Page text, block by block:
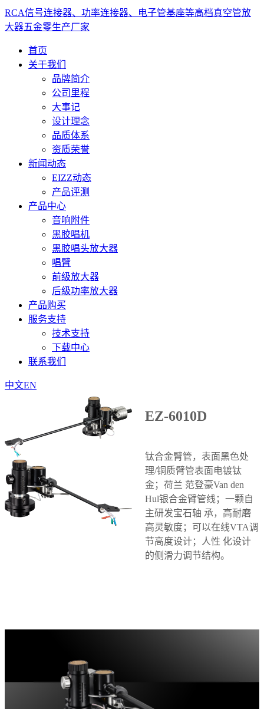
RCA信号连接器、功率连接器、电子管基座等高档真空管放
大器五金零生产厂家
首页
关于我们
品牌简介
公司里程
大事记
设计理念
品质体系
资质荣誉
新闻动态
EIZZ动态
产品评测
产品中心
音响附件
黑胶唱机
黑胶唱头放大器
唱臂
前级放大器
后级功率放大器
产品购买
服务支持
技术支持
下载中心
联系我们
中文EN
EZ-6010D
钛合金臂管，表面黑色处
理/铜质臂管表面电镀钛
金；荷兰 范登豪Van den
Hul银合金臂管线；一颗自
主研发宝石轴 承，高耐磨
高灵敏度；可以在线VTA调
节高度设计；人性 化设计
的侧滑力调节结构。